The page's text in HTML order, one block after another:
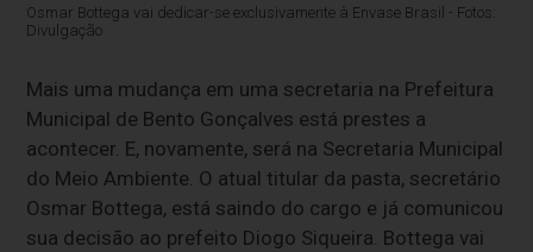
Osmar Bottega vai dedicar-se exclusivamente à Envase Brasil - Fotos:
Divulgação
Mais uma mudança em uma secretaria na Prefeitura
Municipal de Bento Gonçalves está prestes a
acontecer. E, novamente, será na Secretaria Municipal
do Meio Ambiente. O atual titular da pasta, secretário
Osmar Bottega, está saindo do cargo e já comunicou
sua decisão ao prefeito Diogo Siqueira. Bottega vai